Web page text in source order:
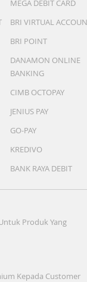
MEGA DEBIT CARD
BRI VIRTUAL
BRI POINT
DANAMON ONLINE
BANKING
CIMB OCTOPAY
JENIUS PAY
GO-PAY
KREDIVO
BANK RAYA DEBIT
Produk Yang
Kepada Customer